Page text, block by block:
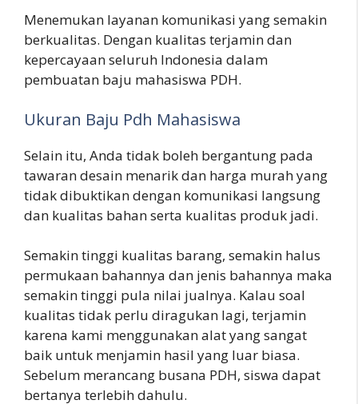
Menemukan layanan komunikasi yang semakin
berkualitas. Dengan kualitas terjamin dan
kepercayaan seluruh Indonesia dalam
pembuatan baju mahasiswa PDH.
Ukuran Baju Pdh Mahasiswa
Selain itu, Anda tidak boleh bergantung pada
tawaran desain menarik dan harga murah yang
tidak dibuktikan dengan komunikasi langsung
dan kualitas bahan serta kualitas produk jadi.
Semakin tinggi kualitas barang, semakin halus
permukaan bahannya dan jenis bahannya maka
semakin tinggi pula nilai jualnya. Kalau soal
kualitas tidak perlu diragukan lagi, terjamin
karena kami menggunakan alat yang sangat
baik untuk menjamin hasil yang luar biasa.
Sebelum merancang busana PDH, siswa dapat
bertanya terlebih dahulu.